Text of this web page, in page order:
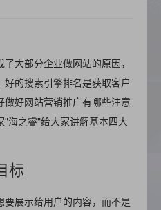
大部分企业做网站的原因，
的搜索引擎排名是获取客户
好网站营销推广有哪些注意
海之睿"给大家讲解基本四大
标
展示给用户的内容，而不是